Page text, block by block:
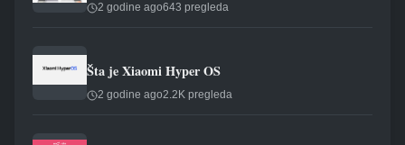
2 godine ago643 pregleda
Šta je Xiaomi Hyper OS
2 godine ago2.2K pregleda